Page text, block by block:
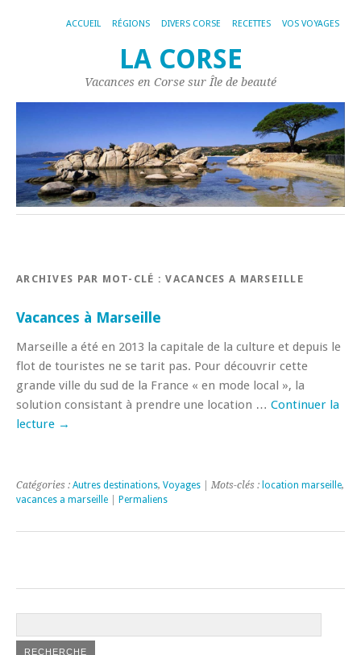
ACCUEIL RÉGIONS DIVERS CORSE RECETTES VOS VOYAGES
LA CORSE
Vacances en Corse sur Île de beauté
ARCHIVES PAR MOT-CLÉ :VACANCES A MARSEILLE
Vacances à Marseille
Marseille a été en 2013 la capitale de la culture et depuis le
flot de touristes ne se tarit pas. Pour découvrir cette
grande ville du sud de la France « en mode local », la
solution consistant à prendre une location … Continuer la
lecture →
Catégories : Autres destinations, Voyages | Mots-clés : location marseille,
vacances a marseille
Permaliens